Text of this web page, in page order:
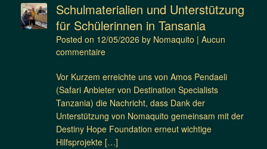
Schulmaterialien und Unterstützung
für Schülerinnen in Tansania
Posted on 12/05/2026 by Nomaquito | Aucun
commentaire
Vor Kurzem erreichte uns von Amos Pendaeli
(Safari Anbieter von Destination Specialists
Tanzania) die Nachricht, dass Dank der
Unterstützung von Nomaquito gemeinsam mit der
Destiny Hope Foundation erneut wichtige
Hilfsprojekte […]